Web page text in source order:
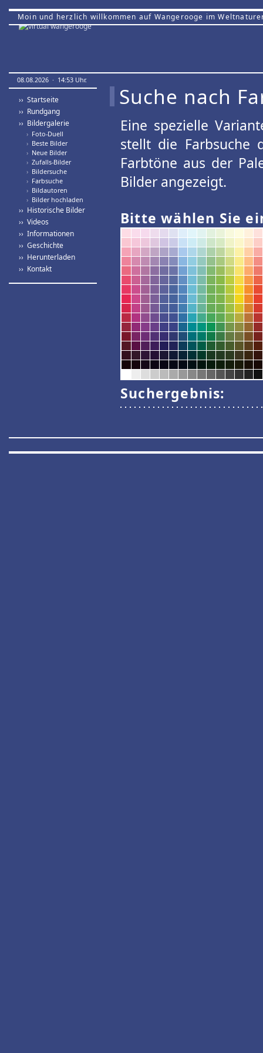
Moin und herzlich willkommen auf Wangerooge im
08.08.2026 · 14:53 Uhr.
›› Startseite
›› Rundgang
›› Bildergalerie
› Foto-Duell
› Beste Bilder
› Neue Bilder
› Zufalls-Bilder
› Bildersuche
› Farbsuche
› Bildautoren
› Bilder hochladen
›› Historische Bilder
›› Videos
›› Informationen
›› Geschichte
›› Herunterladen
›› Kontakt
Suche nach
Eine spezielle
stellt die Farbsuche
Farbtöne aus der
Bilder angezeigt.
Bitte wählen Sie
Suchergebnis: